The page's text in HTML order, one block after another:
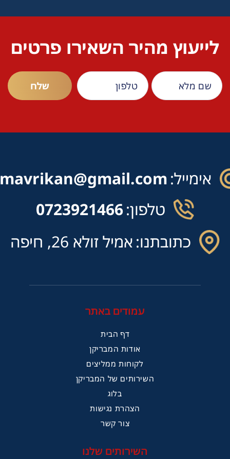
לייעוץ מהיר השאירו פרטים
אימייל:
טלפון:0723921466
כתובתנו:אמיל זולא 26, חיפה
עמודים באתר
דף הבית
אודות המבריקן
לקוחות ממליצים
השירותים של המבריקן
בלוג
הצהרת נגישות
צור קשר
השירותים שלנו